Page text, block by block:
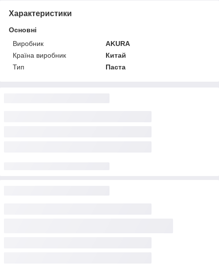
Характеристики
Основні
Виробник
AKURA
Країна виробник
Китай
Тип
Паста